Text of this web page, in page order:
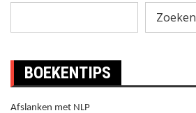
Zoeken
BOEKENTIPS
Afslanken met NLP